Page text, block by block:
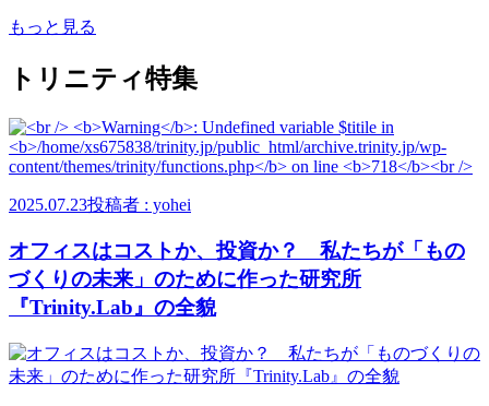
もっと見る
トリニティ特集
2025.07.23投稿者 : yohei
オフィスはコストか、投資か？ 私たちが「もの
づくりの未来」のために作った研究所
『Trinity.Lab』の全貌